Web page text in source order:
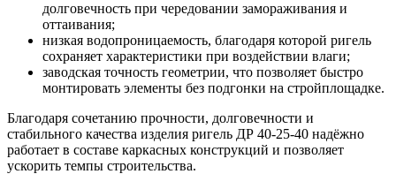
долговечность при чередовании замораживания и
оттаивания;
низкая водопроницаемость, благодаря которой ригель
сохраняет характеристики при воздействии влаги;
заводская точность геометрии, что позволяет быстро
монтировать элементы без подгонки на стройплощадке.
Благодаря сочетанию прочности, долговечности и
стабильного качества изделия ригель ДР 40-25-40 надёжно
работает в составе каркасных конструкций и позволяет
ускорить темпы строительства.